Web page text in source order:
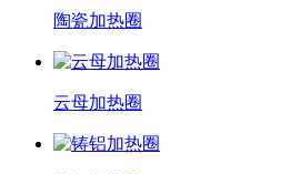
陶瓷加热圈
云母加热圈